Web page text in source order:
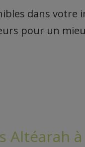
dans votre
pour un
Altéarah à